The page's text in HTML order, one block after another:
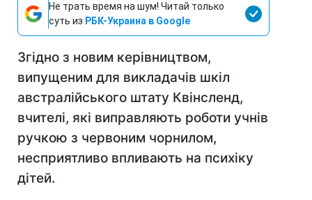
Не трать время на шум! Читай только
суть из РБК-Украина в Google
Згідно з новим керівництвом,
випущеним для викладачів шкіл
австралійського штату Квінсленд,
вчителі, які виправляють роботи учнів
ручкою з червоним чорнилом,
несприятливо впливають на психіку
дітей.